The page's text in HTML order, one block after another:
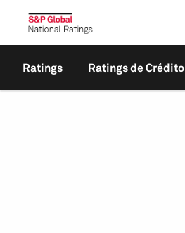
Ratings Ratings de Crédito